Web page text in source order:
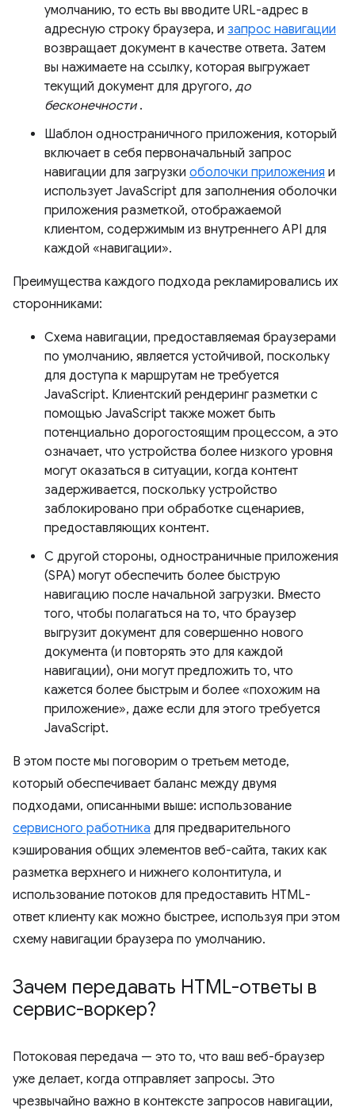
умолчанию, то есть вы вводите URL-адрес в
адресную строку браузера, и запрос навигации
возвращает документ в качестве ответа. Затем
вы нажимаете на ссылку, которая выгружает
текущий документ для другого, до
бесконечности.
Шаблон одностраничного приложения, который
включает в себя первоначальный запрос
навигации для загрузки оболочки приложения и
использует JavaScript для заполнения оболочки
приложения разметкой, отображаемой
клиентом, содержимым из внутреннего API для
каждой «навигации».
Преимущества каждого подхода рекламировались их
сторонниками:
Схема навигации, предоставляемая браузерами
по умолчанию, является устойчивой, поскольку
для доступа к маршрутам не требуется
JavaScript. Клиентский рендеринг разметки с
помощью JavaScript также может быть
потенциально дорогостоящим процессом, а это
означает, что устройства более низкого уровня
могут оказаться в ситуации, когда контент
задерживается, поскольку устройство
заблокировано при обработке сценариев,
предоставляющих контент.
С другой стороны, одностраничные приложения
(SPA) могут обеспечить более быструю
навигацию после начальной загрузки. Вместо
того, чтобы полагаться на то, что браузер
выгрузит документ для совершенно нового
документа (и повторять это для каждой
навигации), они могут предложить то, что
кажется более быстрым и более «похожим на
приложение», даже если для этого требуется
JavaScript.
В этом посте мы поговорим о третьем методе,
который обеспечивает баланс между двумя
подходами, описанными выше: использование
сервисного работника для предварительного
кэширования общих элементов веб-сайта, таких как
разметка верхнего и нижнего колонтитула, и
использование потоков для предоставить HTML-
ответ клиенту как можно быстрее, используя при этом
схему навигации браузера по умолчанию.
Зачем передавать HTML-ответы в
сервис-воркер?
Потоковая передача — это то, что ваш веб-браузер
уже делает, когда отправляет запросы. Это
чрезвычайно важно в контексте запросов навигации,